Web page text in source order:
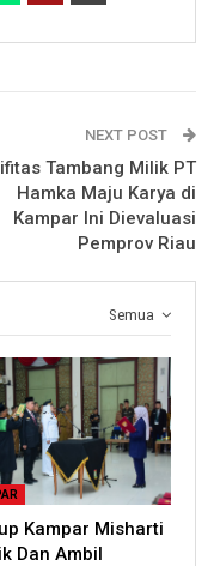
NEXT POST
Tambang Milik PT
Hamka Maju Karya di
Kampar Ini Dievaluasi
Pemprov Riau
Semua
Kampar Misharti
Dan Ambil